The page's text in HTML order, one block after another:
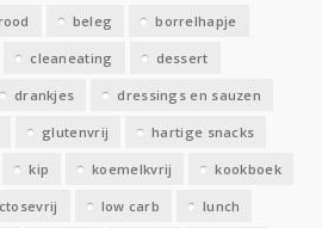
beleg borrelhapje
cleaneating dessert
drankjes dressings en sauzen
glutenvrij hartige snacks
kip koemelkvrij kookboek
low carb lunch